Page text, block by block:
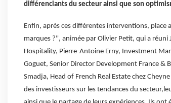
différenciants du secteur ainsi que son
Enfin, après ces différentes interventions,
marques ?", animée par Olivier Petit, qui a
Hospitality, Pierre-Antoine Erny, Investment
Goguet, Senior Director Development France &
Smadja, Head of French Real Estate chez
des investisseurs sur les tendances du